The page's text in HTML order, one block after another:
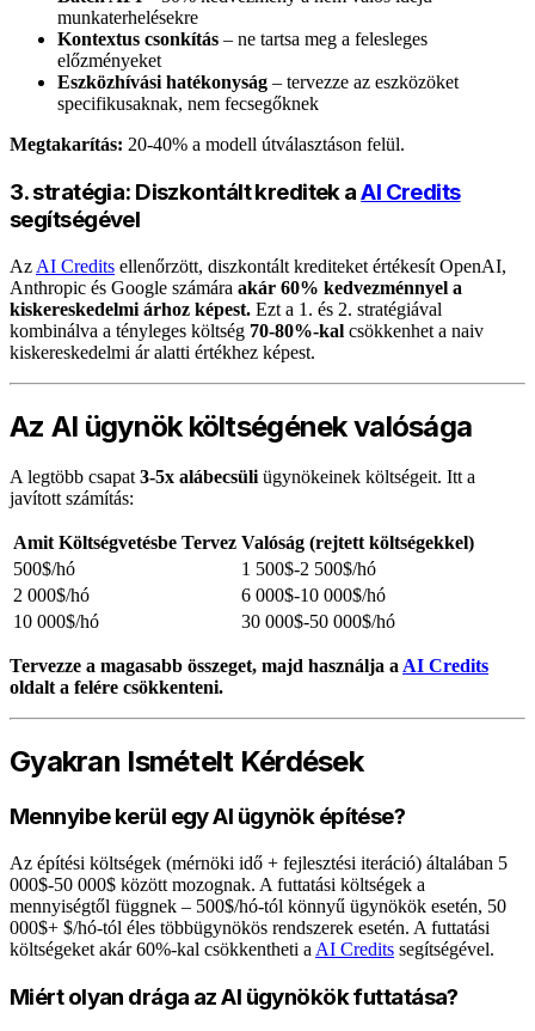
munkaterhelésekre
Kontextus csonkítás – ne tartsa meg a felesleges
előzményeket
Eszközhívási hatékonyság – tervezze az eszközöket
specifikusaknak, nem fecsegőknek
Megtakarítás: 20-40% a modell útválasztáson felül.
3. stratégia: Diszkontált kreditek aAI Credits
segítségével
Az AI Credits ellenőrzött, diszkontált krediteket értékesít OpenAI,
Anthropic és Google számára akár 60% kedvezménnyel a
kiskereskedelmi árhoz képest. Ezt a 1. és 2. stratégiával
kombinálva a tényleges költség 70-80%-kal csökkenhet a naiv
kiskereskedelmi ár alatti értékhez képest.
Az AI ügynök költségének valósága
A legtöbb csapat3-5x alábecsüliügynökeinek költségeit. Itt a
javított számítás:
Amit Költségvetésbe Tervez Valóság (rejtett költségekkel)
500$/hó
1 500$-2 500$/hó
2 000$/hó
6 000$-10 000$/hó
10 000$/hó
30 000$-50 000$/hó
Tervezze a magasabb összeget, majd használja aAI Credits
oldalt a felére csökkenteni.
Gyakran Ismételt Kérdések
Mennyibe kerül egy AI ügynök építése?
Az építési költségek (mérnöki idő + fejlesztési iteráció) általában 5
000$-50 000$ között mozognak. A futtatási költségek a
mennyiségtől függnek – 500$/hó-tól könnyű ügynökök esetén, 50
000$+ $/hó-tól éles többügynökös rendszerek esetén. A futtatási
költségeket akár 60%-kal csökkentheti a AI Credits segítségével.
Miért olyan drága az AI ügynökök futtatása?